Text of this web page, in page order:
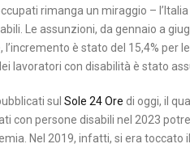
rimanga un miraggio –
Le assunzioni, da gennaio a
è stato del 15,4% per
lavoratori con disabilità è stato
sul Sole 24 Ore di oggi, il
con persone disabili nel 2023
Nel 2019, infatti, si era toccato